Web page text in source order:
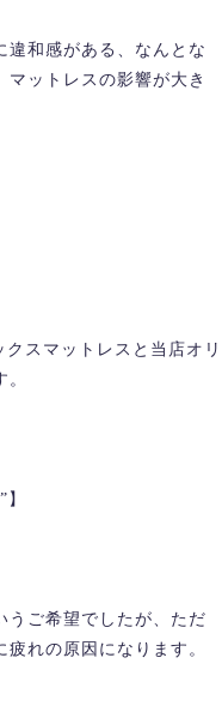
違和感がある、なんとな
ットレスの影響が大き
スマットレスと当店オリ
うご希望でしたが、ただ
れの原因になります。